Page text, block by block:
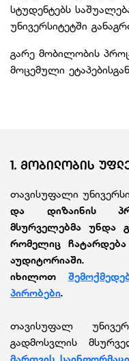
სტუდენტებს
უნივერსიტეტში
გარე მობილობის
მოცემული
1. ᲛᲝᲑᲘᲚᲝᲑᲘᲡ
თავისუფალი
და დიზაინის
მსურველებმა უნდა
რომელიც ჩატარდება
იხილოთ
პირობები.
თავისუფალ
გადმოსვლის
მართვის